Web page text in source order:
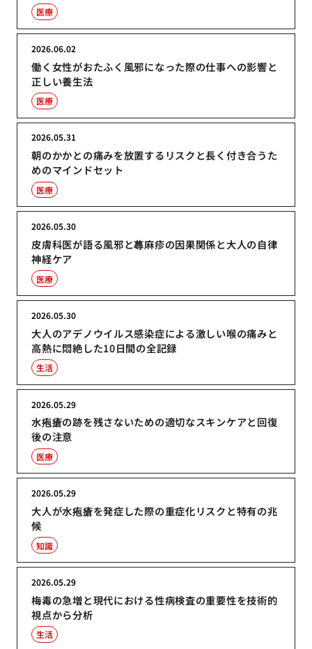
医療
働く女性がおたふく風邪になった際の仕事への影響と
正しい養生法
2026.06.02
医療
朝のかかとの痛みを放置するリスクと長く付き合うた
めのマインドセット
2026.05.31
医療
皮膚科医が語る風邪と蕁麻疹の因果関係と大人の自律
神経ケア
2026.05.30
医療
大人のアデノウイルス感染症による激しい喉の痛みと
高熱に悶絶した10日間の全記録
2026.05.30
生活
水疱瘡の跡を残さないための適切なスキンケアと回復
後の注意
2026.05.29
医療
大人が水疱瘡を発症した際の重症化リスクと特有の兆
候
2026.05.29
知識
梅毒の急増と現代における性病検査の重要性を技術的
視点から分析
2026.05.29
生活